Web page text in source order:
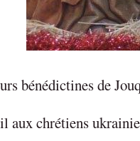
bénédictines de
aux chrétiens